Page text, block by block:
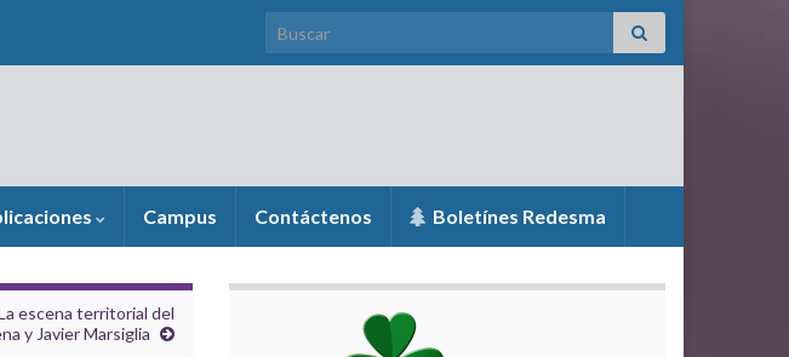
Search for:
Campus Contáctenos Boletínes Redesma
escena territorial del
y Javier Marsiglia